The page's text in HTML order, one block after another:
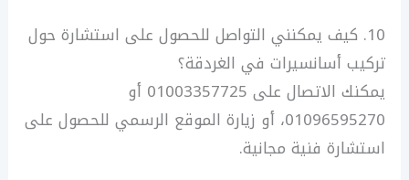
10. كيف يمكنني التواصل للحصول على استشارة حول
تركيب أسانسيرات في الغردقة؟
يمكنك الاتصال على 01003357725 أو
01096595270، أو زيارة الموقع الرسمي للحصول على
استشارة فنية مجانية.